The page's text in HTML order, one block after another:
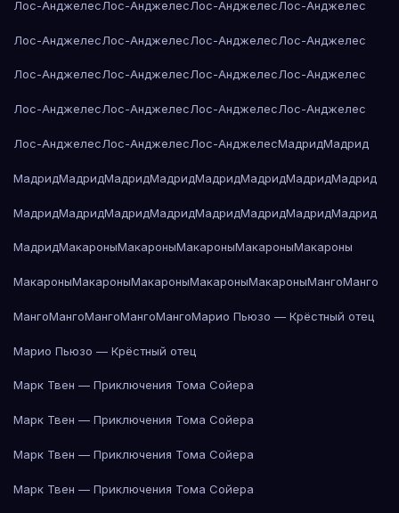
Лос-АнджелесЛос-АнджелесЛос-АнджелесЛос-Анджелес
Лос-АнджелесЛос-АнджелесЛос-АнджелесЛос-Анджелес
Лос-АнджелесЛос-АнджелесЛос-АнджелесЛос-Анджелес
Лос-АнджелесЛос-АнджелесЛос-АнджелесЛос-Анджелес
Лос-АнджелесЛос-АнджелесЛос-АнджелесМадридМадрид
МадридМадридМадридМадридМадридМадридМадридМадрид
МадридМадридМадридМадридМадридМадридМадридМадрид
МадридМакароныМакароныМакароныМакароныМакароны
МакароныМакароныМакароныМакароныМакароныМангоМанго
МангоМангоМангоМангоМангоМарио Пьюзо — Крёстный отец
Марио Пьюзо — Крёстный отец
Марк Твен — Приключения Тома Сойера
Марк Твен — Приключения Тома Сойера
Марк Твен — Приключения Тома Сойера
Марк Твен — Приключения Тома Сойера